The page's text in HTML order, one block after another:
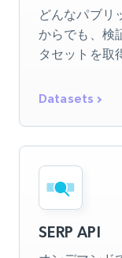
どんなパブリ
からでも、検
タセットを取
Datasets
SERP API